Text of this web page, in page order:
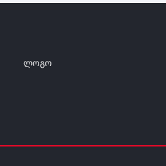
ლოგო